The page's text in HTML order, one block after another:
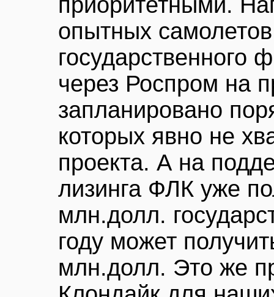
опытных
через Роспром на
запланировано
которых явно не
проекта. А на
лизинга ФЛК уже
млн.долл.
году может
млн.долл. Это же